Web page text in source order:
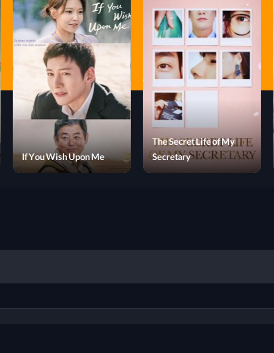
If You Wish Upon Me
Born to Be Alive